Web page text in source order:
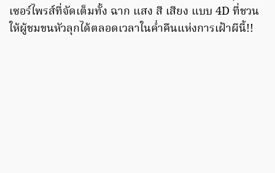
เซอร์ไพรส์ที่จัดเต็มทั้ง ฉาก แสง สี เสียง แบบ 4D ที่ชวน
ให้ผู้ชมขนหัวลุกได้ตลอดเวลาในค่ำคืนแห่งการเฝ้าผีนี้!!